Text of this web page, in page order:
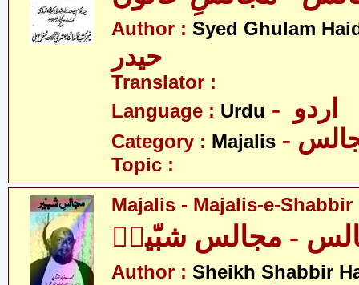
Author : Syed Ghulam
حیدر
Translator :
Language : Urdu
Category : Majalis
Topic :
Majalis - Majalis-e-Shabbir
- مجالس شبّیرؑ
Author : Sheikh Shabbir